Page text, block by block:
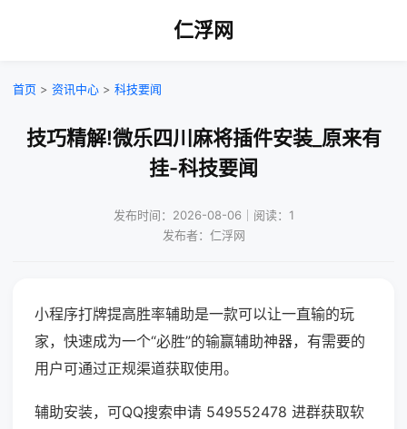
仁浮网
首页 > 资讯中心 > 科技要闻
技巧精解!微乐四川麻将插件安装_原来有
挂-科技要闻
发布时间：2026-08-06｜阅读：1
发布者：仁浮网
小程序打牌提高胜率辅助是一款可以让一直输的玩
家，快速成为一个“必胜”的输赢辅助神器，有需要的
用户可通过正规渠道获取使用。
辅助安装，可QQ搜索申请 549552478 进群获取软